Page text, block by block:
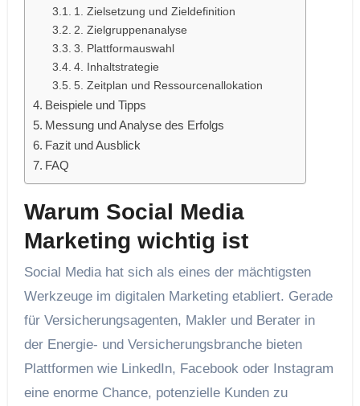
1. Zielsetzung und Zieldefinition
2. Zielgruppenanalyse
3. Plattformauswahl
4. Inhaltstrategie
5. Zeitplan und Ressourcenallokation
Beispiele und Tipps
Messung und Analyse des Erfolgs
Fazit und Ausblick
FAQ
Warum Social Media
Marketing wichtig ist
Social Media hat sich als eines der mächtigsten
Werkzeuge im digitalen Marketing etabliert. Gerade
für Versicherungsagenten, Makler und Berater in
der Energie- und Versicherungsbranche bieten
Plattformen wie LinkedIn, Facebook oder Instagram
eine enorme Chance, potenzielle Kunden zu